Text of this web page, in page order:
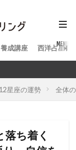
成講座 西洋占星術
星座の運勢 全体
ち着く